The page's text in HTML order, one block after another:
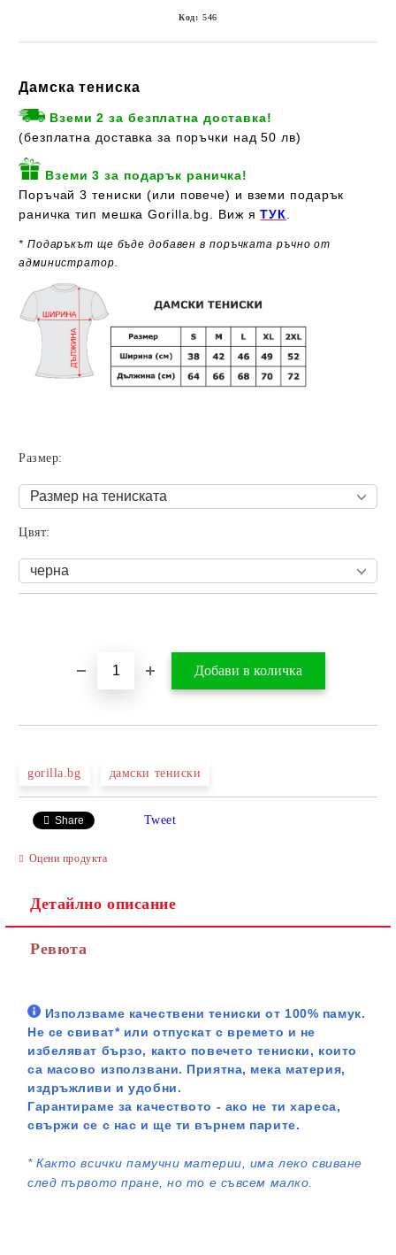
Код: 546
Дамска тениска
Вземи 2 за безплатна доставка!
(безплатна доставка за поръчки над 50 лв)
Вземи 3 за подарък раничка!
Поръчай 3 тениски (или повече) и вземи подарък
раничка тип мешка Gorilla.bg. Виж яТУК
* Подаръкът ще бъде добавен в поръчката ръчно от
администратор.
Размер:
Цвят:
gorilla.bg дамски тениски
Share Tweet
Оцени продукта
Детайлно описание
Ревюта
Използваме качествени тениски от 100% памук.
Не се свиват* или отпускат с времето и не
избеляват бързо, както повечето тениски, които
са масово използвани. Приятна, мека материя,
издръжливи и удобни.
Гарантираме за качеството - ако не ти хареса,
свържи се с нас и ще ти върнем парите.
*Както всички памучни материи, има леко свиване
след първото пране, но то е съвсем малко.